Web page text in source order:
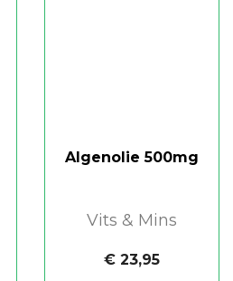
Algenolie 500mg
Vits & Mins
€ 23,95